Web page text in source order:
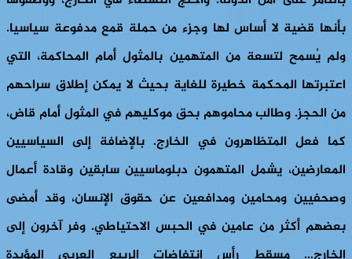
بأنها قضية لا أساس لها وجزء من حملة قمع مدفوعة سياسيا.
ولم يُسمح لتسعة من المتهمين بالمثول أمام المحاكمة، التي
اعتبرتها المحكمة خطيرة للغاية بحيث لا يمكن إطلاق سراحهم
من الحجز. وطالب محاموهم بحق موكليهم في المثول أمام قاض،
كما فعل المتظاهرون في الخارج. بالإضافة إلى السياسيين
المعارضين، يشمل المتهمون دبلوماسيين سابقين وقادة أعمال
وصحفيين ومحامين ومدافعين عن حقوق الإنسان، وقد أمضى
بعضهم أكثر من عامين في الحبس الاحتياطي. وفر آخرون إلى